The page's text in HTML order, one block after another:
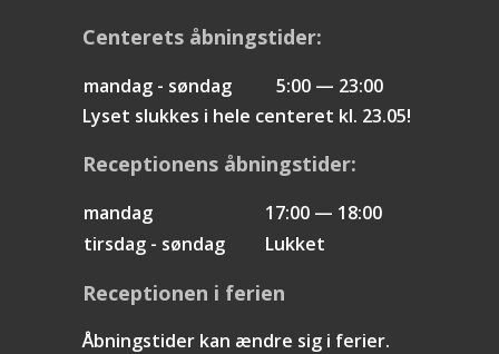
Centerets åbningstider:
mandag - søndag
5:00 — 23:00
Lyset slukkes i hele centeret kl. 23.05!
Receptionens åbningstider:
mandag
17:00 — 18:00
tirsdag - søndag
Lukket
Receptionen i ferien
Åbningstider kan ændre sig i ferier.